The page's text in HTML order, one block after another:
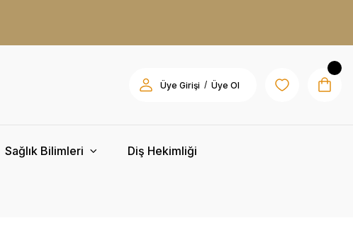
Üye Girişi / Üye Ol
Sağlık Bilimleri Diş Hekimliği